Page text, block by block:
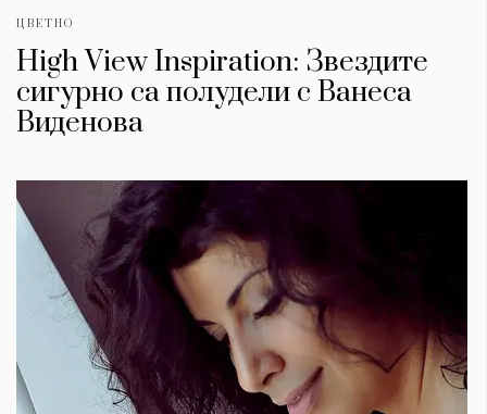
ЦВЕТНО
High View Inspiration: Звездите
сигурно са полудели с Ванеса
Виденова